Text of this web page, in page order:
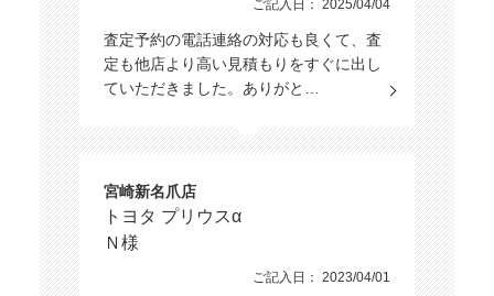
ご記入日： 2025/04/04
査定予約の電話連絡の対応も良くて、査
定も他店より高い見積もりをすぐに出し
ていただきました。ありがと…
宮崎新名爪店
トヨタ プリウスα
Ｎ様
ご記入日： 2023/04/01